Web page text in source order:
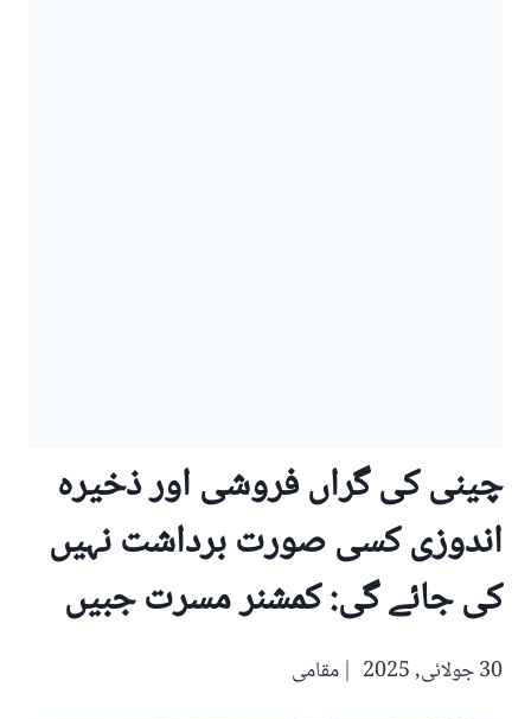
چینی کی گراں فروشی اور ذخیرہ
اندوزی کسی صورت برداشت نہیں
کی جائے گی: کمشنر مسرت جبیں
30 جولائی, 2025 مقامی